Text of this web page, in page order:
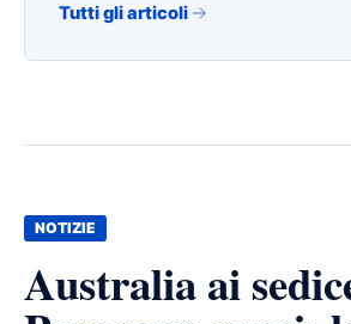
Tutti gli articoli
NOTIZIE
Australia ai